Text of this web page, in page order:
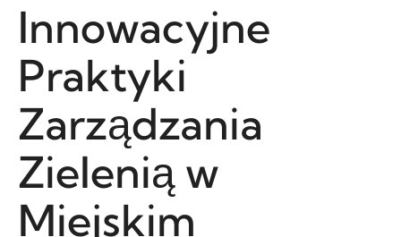
Innowacyjne
Praktyki
Zarządzania
Zielenią w
Miejskim